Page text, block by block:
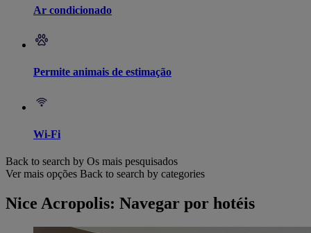
Ar condicionado
Permite animais de estimação
Wi-Fi
Back to search by Os mais pesquisados
Ver mais opções Back to search by categories
Nice Acropolis: Navegar por hotéis